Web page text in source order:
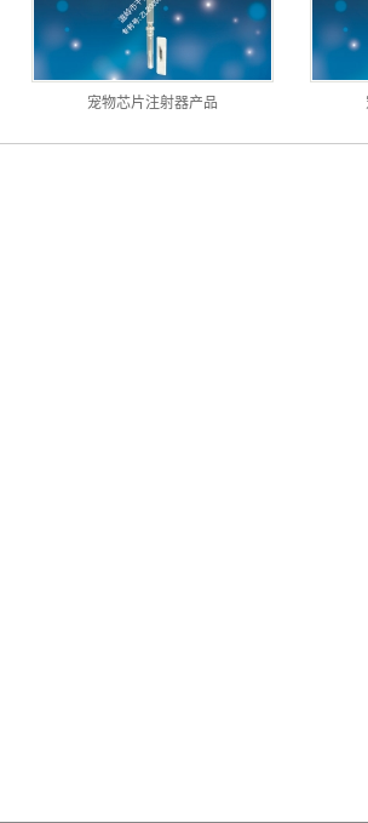
宠物芯片注射器产品